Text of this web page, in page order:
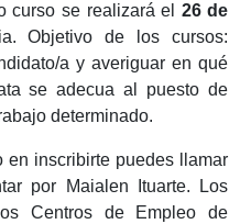
curso se realizará el 26 de
Objetivo de los cursos:
a y averiguar en qué
se adecua al puesto de
determinado.
en inscribirte puedes llamar
por Maialen Ituarte. Los
Centros de Empleo de